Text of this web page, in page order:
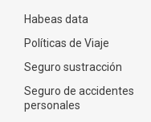
Habeas data
Políticas de Viaje
Seguro sustracción
Seguro de accidentes
personales